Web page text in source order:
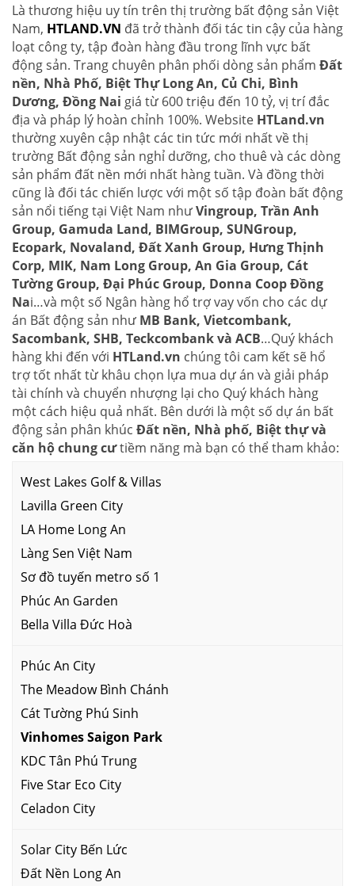
Là thương hiệu uy tín trên thị trường bất động sản Việt
Nam, HTLAND.VN đã trở thành đối tác tin cậy của hàng
loạt công ty, tập đoàn hàng đầu trong lĩnh vực bất
động sản. Trang chuyên phân phối dòng sản phẩm Đất
nền, Nhà Phố, Biệt Thự Long An, Củ Chi, Bình
Dương, Đồng Nai giá từ 600 triệu đến 10 tỷ, vị trí đắc
địa và pháp lý hoàn chỉnh 100%. Website HTLand.vn
thường xuyên cập nhật các tin tức mới nhất về thị
trường Bất động sản nghỉ dưỡng, cho thuê và các dòng
sản phẩm đất nền mới nhất hàng tuần. Và đồng thời
cũng là đối tác chiến lược với một số tập đoàn bất động
sản nổi tiếng tại Việt Nam nhưVingroup, Trần Anh
Group, Gamuda Land, BIMGroup, SUNGroup,
Ecopark, Novaland, Đất Xanh Group, Hưng Thịnh
Corp, MIK, Nam Long Group, An Gia Group, Cát
Tường Group, Đại Phúc Group, Donna Coop Đồng
Nai…và một số Ngân hàng hổ trợ vay vốn cho các dự
án Bất động sản như MB Bank, Vietcombank,
Sacombank, SHB, Teckcombank và ACB…Quý khách
hàng khi đến với HTLand.vn chúng tôi cam kết sẽ hổ
trợ tốt nhất từ khâu chọn lựa mua dự án và giải pháp
tài chính và chuyển nhượng lại cho Quý khách hàng
một cách hiệu quả nhất. Bên dưới là một số dự án bất
động sản phân khúc Đất nền, Nhà phố, Biệt thự và
căn hộ chung cưtiềm năng mà bạn có thể tham khảo:
West Lakes Golf & Villas
Lavilla Green City
LA Home Long An
Làng Sen Việt Nam
Sơ đồ tuyến metro số 1
Phúc An Garden
Bella Villa Đức Hoà
Phúc An City
The Meadow Bình Chánh
Cát Tường Phú Sinh
Vinhomes Saigon Park
KDC Tân Phú Trung
Five Star Eco City
Celadon City
Solar City Bến Lức
Đất Nền Long An